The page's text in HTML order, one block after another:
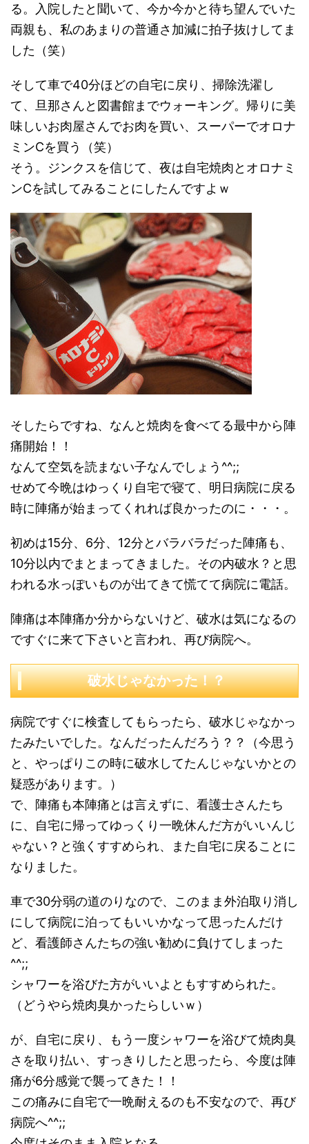
る。入院したと聞いて、今か今かと待ち望んでいた
両親も、私のあまりの普通さ加減に拍子抜けしてま
した（笑）
そして車で40分ほどの自宅に戻り、掃除洗濯し
て、旦那さんと図書館までウォーキング。帰りに美
味しいお肉屋さんでお肉を買い、スーパーでオロナ
ミンCを買う（笑）
そう。ジンクスを信じて、夜は自宅焼肉とオロナミ
ンCを試してみることにしたんですよｗ
そしたらですね、なんと焼肉を食べてる最中から陣
痛開始！！
なんて空気を読まない子なんでしょう^^;;
せめて今晩はゆっくり自宅で寝て、明日病院に戻る
時に陣痛が始まってくれれば良かったのに・・・。
初めは15分、6分、12分とバラバラだった陣痛も、
10分以内でまとまってきました。その内破水？と思
われる水っぽいものが出てきて慌てて病院に電話。
陣痛は本陣痛か分からないけど、破水は気になるの
ですぐに来て下さいと言われ、再び病院へ。
破水じゃなかった！？
病院ですぐに検査してもらったら、破水じゃなかっ
たみたいでした。なんだったんだろう？？（今思う
と、やっぱりこの時に破水してたんじゃないかとの
疑惑があります。）
で、陣痛も本陣痛とは言えずに、看護士さんたち
に、自宅に帰ってゆっくり一晩休んだ方がいいんじ
ゃない？と強くすすめられ、また自宅に戻ることに
なりました。
車で30分弱の道のりなので、このまま外泊取り消し
にして病院に泊ってもいいかなって思ったんだけ
ど、看護師さんたちの強い勧めに負けてしまった
^^;;
シャワーを浴びた方がいいよともすすめられた。
（どうやら焼肉臭かったらしいｗ）
が、自宅に戻り、もう一度シャワーを浴びて焼肉臭
さを取り払い、すっきりしたと思ったら、今度は陣
痛が6分感覚で襲ってきた！！
この痛みに自宅で一晩耐えるのも不安なので、再び
病院へ^^;;